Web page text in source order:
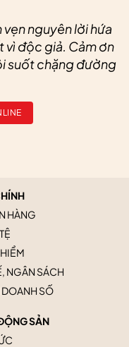
vẹn nguyên lời hứa
vì độc giả. Cảm ơn
suốt chặng đường
HÀNG
NGÂN SÁCH
DOANH SỐ
SẢN